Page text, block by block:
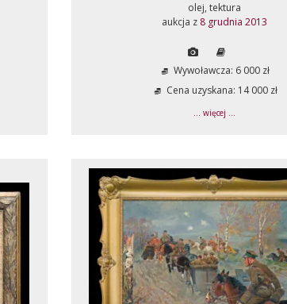
olej, tektura
aukcja z 8 grudnia 2013
Wywoławcza: 6 000 zł
Cena uzyskana: 14 000 zł
... więcej ...